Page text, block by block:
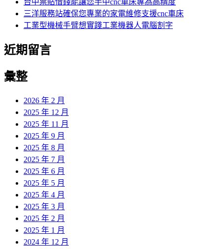
三洋服務站確保您專業的家電維修支援cnc車床
工業型機械手臂想實踐工業機器人電腦割字
近期留言
彙整
2026 年 2 月
2025 年 12 月
2025 年 11 月
2025 年 9 月
2025 年 8 月
2025 年 7 月
2025 年 6 月
2025 年 5 月
2025 年 4 月
2025 年 3 月
2025 年 2 月
2025 年 1 月
2024 年 12 月